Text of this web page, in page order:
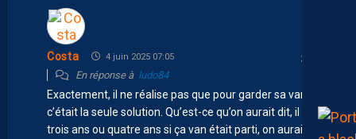
Costa 4 juin 2025 07:05
En réponse à ludo84
Exactement, il ne réalise pas que pour garder sa vanne
c’était la seule solution. Qu’est-ce qu’on aurait dit, il y a
trois ans ou quatre ans si ça van était parti, on aurait